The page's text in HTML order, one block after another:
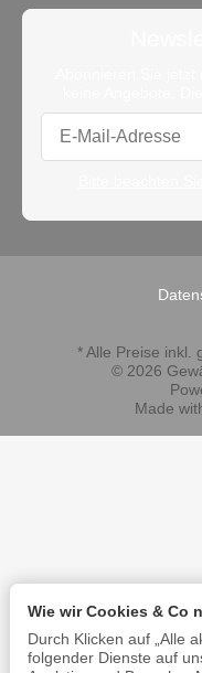
* Alle Preise inkl.
© 2026
Made
Wie wir Cookies & Co
Durch Klicken auf „Alle
folgender Dienste auf